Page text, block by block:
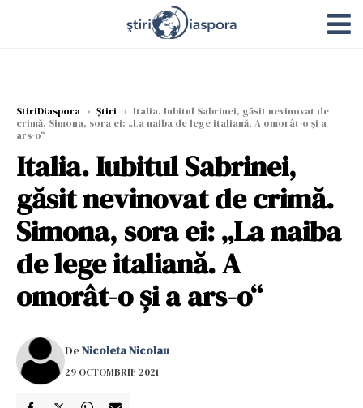
StiriDiaspora › Știri › Italia. Iubitul Sabrinei, găsit nevinovat de
crimă. Simona, sora ei: „La naiba de lege italiană. A omorât-o și a
ars-o“
Italia. Iubitul Sabrinei,
găsit nevinovat de crimă.
Simona, sora ei: „La naiba
de lege italiană. A
omorât-o și a ars-o“
DeNicoleta Nicolau
29 OCTOMBRIE 2021